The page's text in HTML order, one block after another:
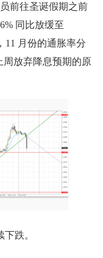
前往圣诞假期之前
同比放缓至
11 月份的通胀率分
周放弃降息预期的原
跌。